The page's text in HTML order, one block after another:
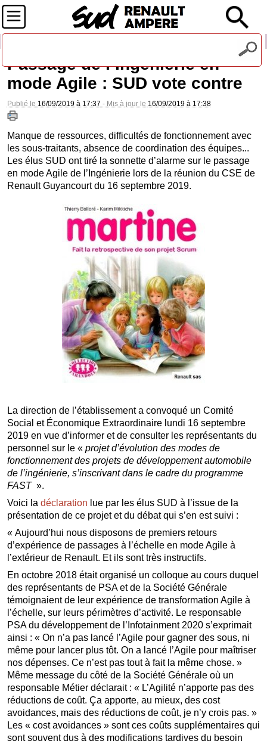
Passage de l’Ingénierie en
mode Agile : SUD vote contre
Publié le 16/09/2019 à 17:37 - Mis à jour le 16/09/2019 à 17:38
Manque de ressources, difficultés de fonctionnement avec
les sous-traitants, absence de coordination des équipes...
Les élus SUD ont tiré la sonnette d’alarme sur le passage
en mode Agile de l’Ingénierie lors de la réunion du CSE de
Renault Guyancourt du 16 septembre 2019.
La direction de l’établissement a convoqué un Comité
Social et Économique Extraordinaire lundi 16 septembre
2019 en vue d’informer et de consulter les représentants du
personnel sur le « projet d’évolution des modes de
fonctionnement des projets de développement automobile
de l’ingénierie, s’inscrivant dans le cadre du programme
FAST ».
Voici la déclaration lue par les élus SUD à l’issue de la
présentation de ce projet et du débat qui s’en est suivi :
« Aujourd’hui nous disposons de premiers retours
d’expérience de passages à l’échelle en mode Agile à
l’extérieur de Renault. Et ils sont très instructifs.
En octobre 2018 était organisé un colloque au cours duquel
des représentants de PSA et de la Société Générale
témoignaient de leur expérience de transformation Agile à
l’échelle, sur leurs périmètres d’activité. Le responsable
PSA du développement de l’Infotainment 2020 s’exprimait
ainsi : « On n’a pas lancé l’Agile pour gagner des sous, ni
même pour lancer plus tôt. On a lancé l’Agile pour maîtriser
nos dépenses. Ce n’est pas tout à fait la même chose. »
Même message du côté de la Société Générale où un
responsable Métier déclarait : « L’Agilité n’apporte pas des
réductions de coût. Ça apporte, au mieux, des cost
avoidances, mais des réductions de coût, je n’y crois pas. »
Les « cost avoidances » sont ces coûts supplémentaires qui
sont souvent dus à des modifications tardives du besoin